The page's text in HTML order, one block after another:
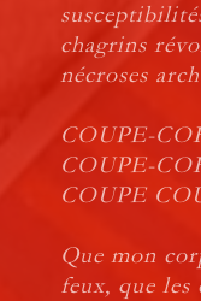
chagrins
nécroses
COUPE-
COUPE-
COUPE
Que mon
feux, que les